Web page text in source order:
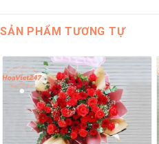
SẢN PHẨM TƯƠNG TỰ